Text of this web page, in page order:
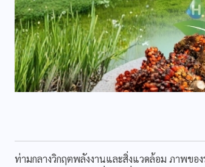
ท่ามกลางวิกฤตพลังงานและสิ่งแวดล้อม ภาพข